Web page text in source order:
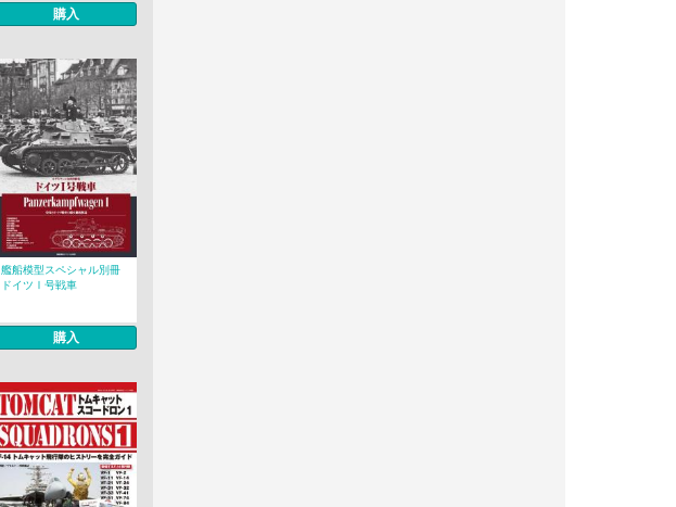
購入
艦船模型スペシャル別冊
ドイツⅠ号戦車
購入